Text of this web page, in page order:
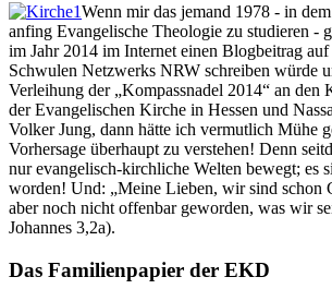
Wenn mir das jemand 1978 - in
anfing Evangelische Theologie zu studieren -
im Jahr 2014 im Internet einen Blogbeitrag auf
Schwulen Netzwerks NRW schreiben würde
Verleihung der „Kompassnadel 2014“ an den
der Evangelischen Kirche in Hessen und
Volker Jung, dann hätte ich vermutlich Mühe
Vorhersage überhaupt zu verstehen! Denn
nur evangelisch-kirchliche Welten bewegt; es
worden! Und: „Meine Lieben, wir sind schon
aber noch nicht offenbar geworden, was wir
Johannes 3,2a).
Das Familienpapier der EKD